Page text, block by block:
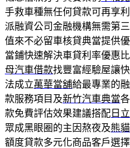
手救車種無任何貸款可再享
派融資公司金融機構無需第
值來不必留車核貸典當提供
當鋪快速解決車貸利率優惠
母汽車借款找豐富經驗屋讓
法成立萬華當舖給最專業的
款服務項目及新竹汽車典當
款免費評估效果建議搭配 日立
眾成黑眼圈的主因熬夜及熊
額度貸款多元化商品客戶選擇